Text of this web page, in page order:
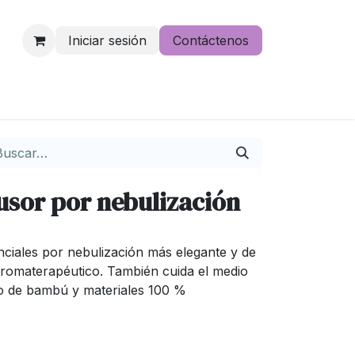
Iniciar sesión Contáctenos
por nebulización
por nebulización más elegante y de
También cuida el medio
de bambú y materiales 100 %